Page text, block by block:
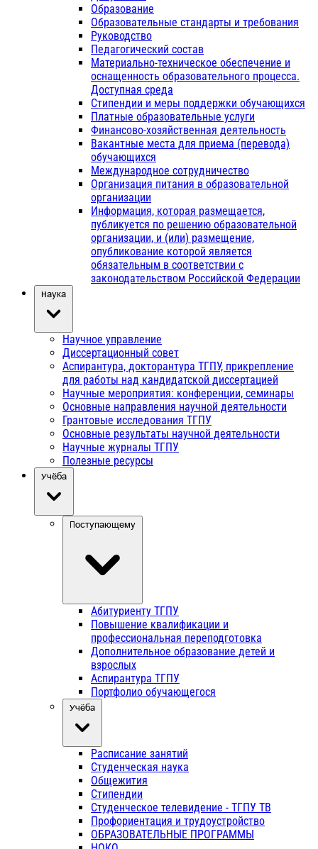
Образование
Образовательные стандарты и требования
Руководство
Педагогический состав
Материально-техническое обеспечение и
оснащенность образовательного процесса.
Доступная среда
Стипендии и меры поддержки обучающихся
Платные образовательные услуги
Финансово-хозяйственная деятельность
Вакантные места для приема (перевода)
обучающихся
Международное сотрудничество
Организация питания в образовательной
организации
Информация, которая размещается,
публикуется по решению образовательной
организации, и (или) размещение,
опубликование которой является
обязательным в соответствии с
законодательством Российской Федерации
Наука
Научное управление
Диссертационный совет
Аспирантура, докторантура ТГПУ, прикрепление
для работы над кандидатской диссертацией
Научные мероприятия: конференции, семинары
Основные направления научной деятельности
Грантовые исследования ТГПУ
Основные результаты научной деятельности
Научные журналы ТГПУ
Полезные ресурсы
Учёба
Поступающему
Абитуриенту ТГПУ
Повышение квалификации и
профессиональная переподготовка
Дополнительное образование детей и
взрослых
Аспирантура ТГПУ
Портфолио обучающегося
Учёба
Расписание занятий
Студенческая наука
Общежития
Стипендии
Студенческое телевидение - ТГПУ ТВ
Профориентация и трудоустройство
ОБРАЗОВАТЕЛЬНЫЕ ПРОГРАММЫ